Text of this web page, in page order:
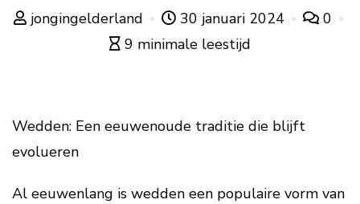
jongingelderland 30 januari 2024
0
9 minimale leestijd
Wedden: Een eeuwenoude traditie die blijft
evolueren
Al eeuwenlang is wedden een populaire vorm van